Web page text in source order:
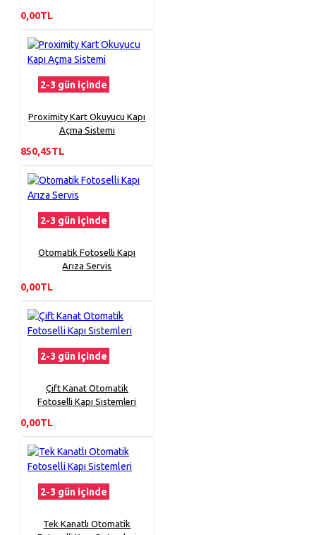
0,00TL
2-3 gün içinde
Proximity Kart Okuyucu Kapı
Açma Sistemi
850,45TL
2-3 gün içinde
Otomatik Fotoselli Kapı
Arıza Servis
0,00TL
2-3 gün içinde
Çift Kanat Otomatik
Fotoselli Kapı Sistemleri
0,00TL
2-3 gün içinde
Tek Kanatlı Otomatik